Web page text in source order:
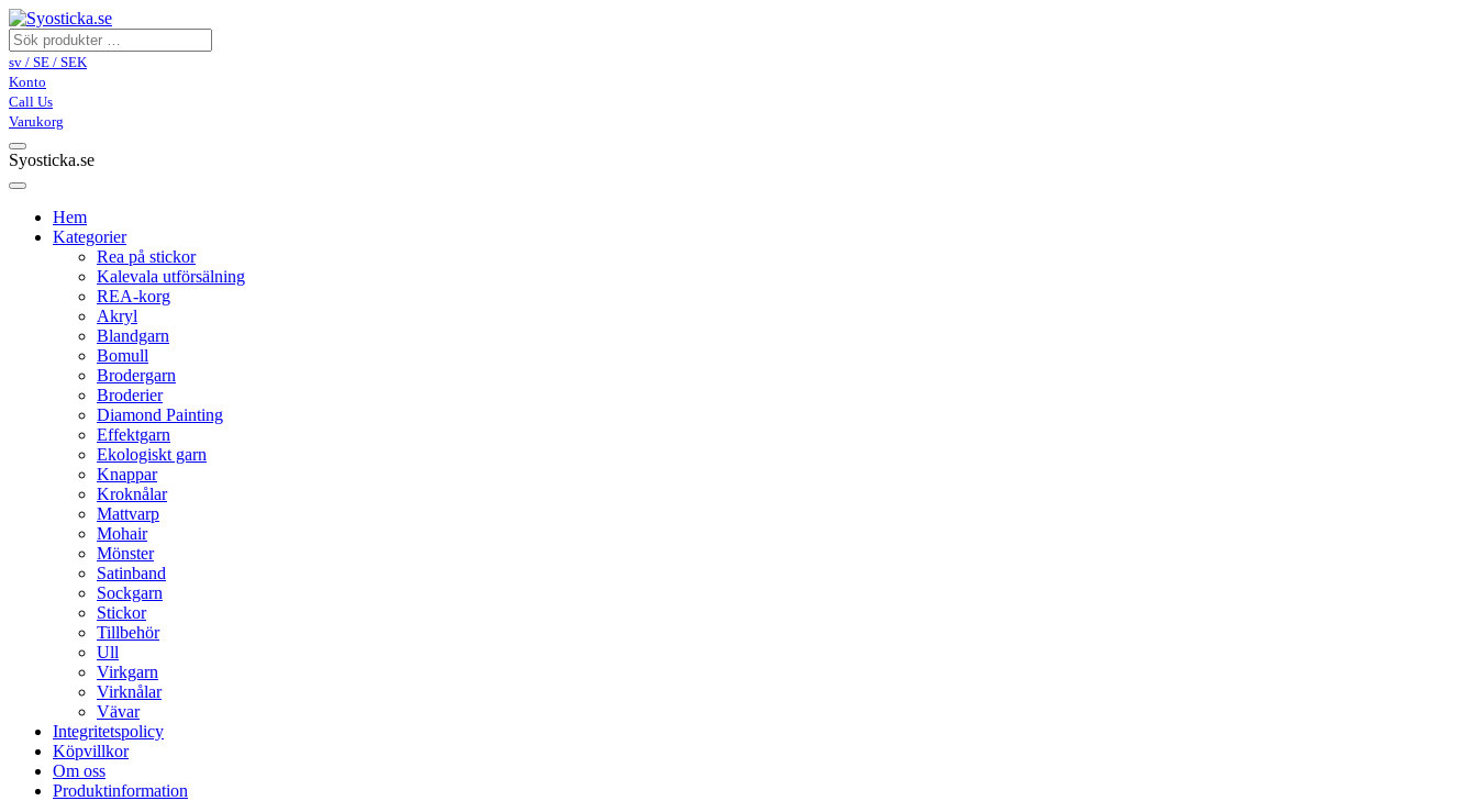
sv / SE / SEK
Konto
Call Us
Varukorg
Syosticka.se
Hem
Kategorier
Rea på stickor
Kalevala utförsälning
REA-korg
Akryl
Blandgarn
Bomull
Brodergarn
Broderier
Diamond Painting
Effektgarn
Ekologiskt garn
Knappar
Kroknålar
Mattvarp
Mohair
Mönster
Satinband
Sockgarn
Stickor
Tillbehör
Ull
Virkgarn
Virknålar
Vävar
Integritetspolicy
Köpvillkor
Om oss
Produktinformation